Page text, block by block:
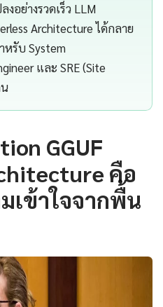
อย่างรวดเร็ว LLM
Architecture ได้กลาย
หรับ System
และ SRE (Site
GGUF
คือ
เข้าใจจากพื้น